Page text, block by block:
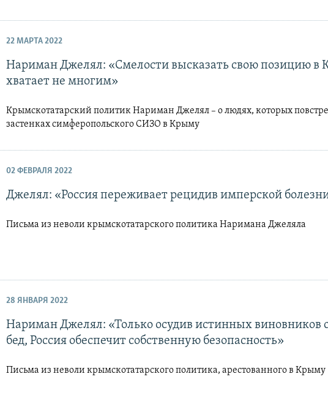
22 МАРТА 2022
Нариман Джелял: «Смелости высказать свою позицию в
хватает не многим»
Крымскотатарский политик Нариман Джелял – о людях, которых
застенках симферопольского СИЗО в Крыму
02 ФЕВРАЛЯ 2022
Джелял: «Россия переживает рецидив имперской
Письма из неволи крымскотатарского политика Наримана Джеляла
28 ЯНВАРЯ 2022
Нариман Джелял: «Только осудив истинных виновников
бед, Россия обеспечит собственную безопасность»
Письма из неволи крымскотатарского политика, арестованного в Крыму